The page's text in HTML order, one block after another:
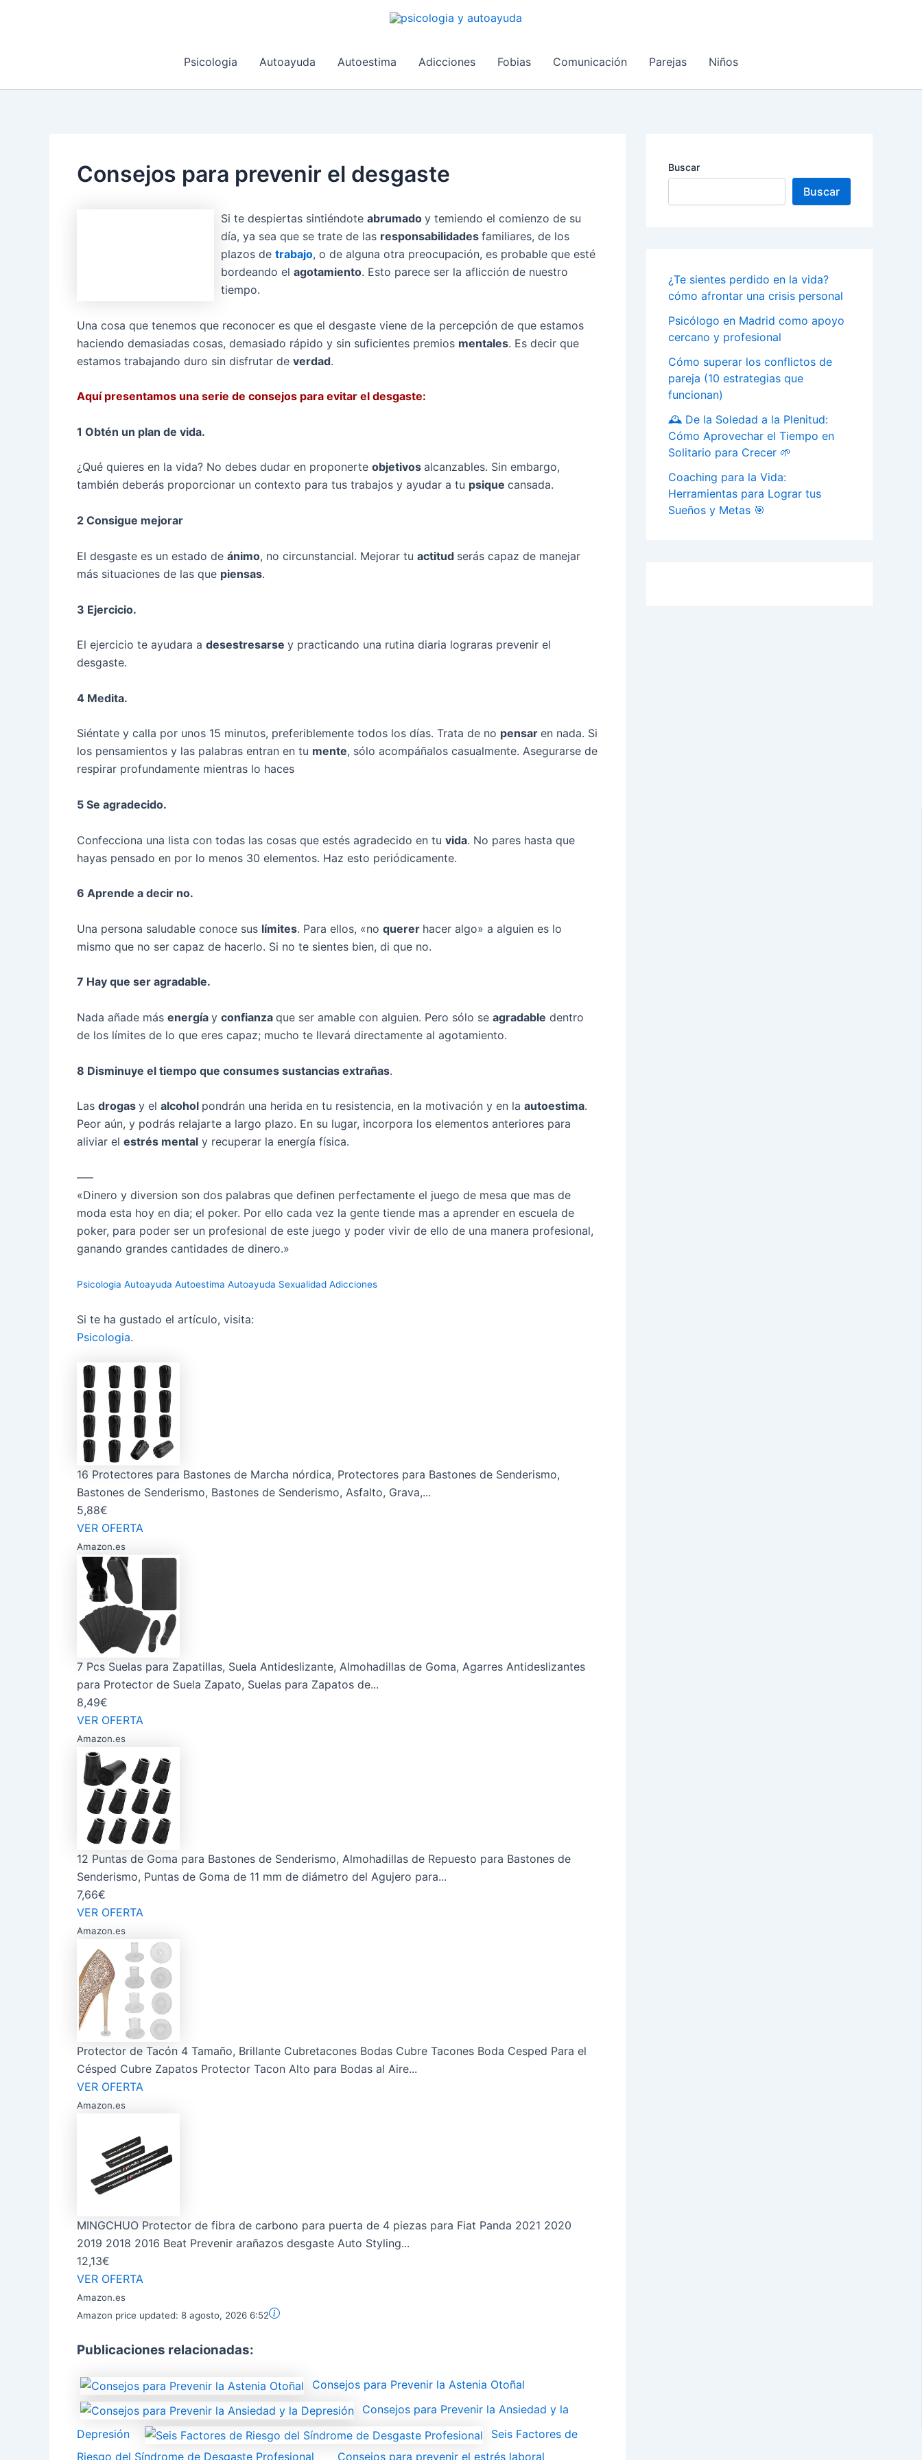
Psicologia
Autoayuda Autoestima Adicciones Fobias Comunicación Parejas Niños
Consejos para prevenir el desgaste
Si te despiertas sintiéndote abrumado y temiendo el comienzo de su
día, ya sea que se trate de las responsabilidades familiares, de los
plazos de trabajo, o de alguna otra preocupación, es probable que esté
bordeando el agotamiento. Esto parece ser la aflicción de nuestro
tiempo.
Una cosa que tenemos que reconocer es que el desgaste viene de la percepción de que estamos
haciendo demasiadas cosas, demasiado rápido y sin suficientes premios mentales. Es decir que
estamos trabajando duro sin disfrutar de verdad.
Aquí presentamos una serie de consejos para evitar el desgaste:
1 Obtén un plan de vida.
¿Qué quieres en la vida? No debes dudar en proponerte objetivos alcanzables. Sin embargo,
también deberás proporcionar un contexto para tus trabajos y ayudar a tu psique cansada.
2 Consigue mejorar
El desgaste es un estado de ánimo, no circunstancial. Mejorar tu actitud serás capaz de manejar
más situaciones de las que piensas.
3 Ejercicio.
El ejercicio te ayudara a desestresarse y practicando una rutina diaria lograras prevenir el
desgaste.
4 Medita.
Siéntate y calla por unos 15 minutos, preferiblemente todos los días. Trata de no pensar en nada. Si
los pensamientos y las palabras entran en tu mente, sólo acompáñalos casualmente. Asegurarse de
respirar profundamente mientras lo haces
5 Se agradecido.
Confecciona una lista con todas las cosas que estés agradecido en tu vida. No pares hasta que
hayas pensado en por lo menos 30 elementos. Haz esto periódicamente.
6 Aprende a decir no.
Una persona saludable conoce sus límites. Para ellos, «no querer hacer algo» a alguien es lo
mismo que no ser capaz de hacerlo. Si no te sientes bien, di que no.
7 Hay que ser agradable.
Nada añade más energía y confianza que ser amable con alguien. Pero sólo se agradable dentro
de los límites de lo que eres capaz; mucho te llevará directamente al agotamiento.
8 Disminuye el tiempo que consumes sustancias extrañas.
Las drogas y el alcohol pondrán una herida en tu resistencia, en la motivación y en la autoestima.
Peor aún, y podrás relajarte a largo plazo. En su lugar, incorpora los elementos anteriores para
aliviar el estrés mental y recuperar la energía física.
—–
«Dinero y diversion son dos palabras que definen perfectamente el juego de mesa que mas de
moda esta hoy en dia; el poker. Por ello cada vez la gente tiende mas a aprender en escuela de
poker, para poder ser un profesional de este juego y poder vivir de ello de una manera profesional,
ganando grandes cantidades de dinero.»
Psicologia Autoayuda Autoestima Autoayuda Sexualidad Adicciones
Si te ha gustado el artículo, visita:
Psicologia.
16 Protectores para Bastones de Marcha nórdica, Protectores para Bastones de Senderismo,
Bastones de Senderismo, Bastones de Senderismo, Asfalto, Grava,...
5,88€
VER OFERTA
Amazon.es
7 Pcs Suelas para Zapatillas, Suela Antideslizante, Almohadillas de Goma, Agarres Antideslizantes
para Protector de Suela Zapato, Suelas para Zapatos de...
8,49€
VER OFERTA
Amazon.es
12 Puntas de Goma para Bastones de Senderismo, Almohadillas de Repuesto para Bastones de
Senderismo, Puntas de Goma de 11 mm de diámetro del Agujero para...
7,66€
VER OFERTA
Amazon.es
Protector de Tacón 4 Tamaño, Brillante Cubretacones Bodas Cubre Tacones Boda Cesped Para el
Césped Cubre Zapatos Protector Tacon Alto para Bodas al Aire...
VER OFERTA
Amazon.es
MINGCHUO Protector de fibra de carbono para puerta de 4 piezas para Fiat Panda 2021 2020
2019 2018 2016 Beat Prevenir arañazos desgaste Auto Styling...
12,13€
VER OFERTA
Amazon.es
Amazon price updated: 8 agosto, 2026 6:52
Publicaciones relacionadas:
Consejos para Prevenir la Astenia Otoñal
Consejos para Prevenir la Ansiedad y la
Depresión
Seis Factores de
Riesgo del Síndrome de Desgaste Profesional
Consejos para prevenir el estrés laboral
Buscar
Buscar
¿Te sientes perdido en la vida?
cómo afrontar una crisis personal
Psicólogo en Madrid como apoyo
cercano y profesional
Cómo superar los conflictos de
pareja (10 estrategias que
funcionan)
🕰️ De la Soledad a la Plenitud:
Cómo Aprovechar el Tiempo en
Solitario para Crecer 🌱
Coaching para la Vida:
Herramientas para Lograr tus
Sueños y Metas 🎯